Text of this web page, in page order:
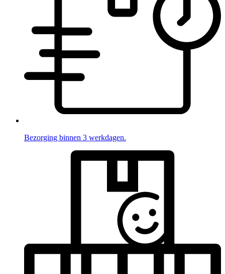
Bezorging binnen 3 werkdagen.